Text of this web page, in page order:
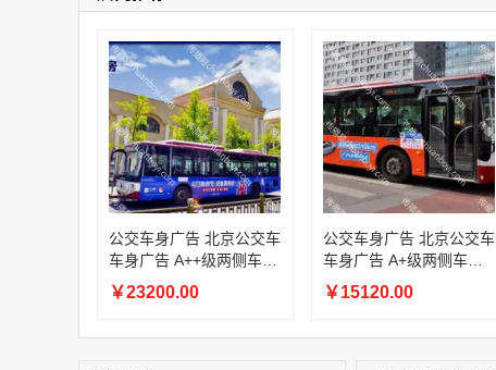
公交车身广告 北京公交车
车身广告 A++级两侧车身
广告
￥23200.00
公交车身广告 北京公交车
车身广告 A+级两侧车身
广告
￥15120.00